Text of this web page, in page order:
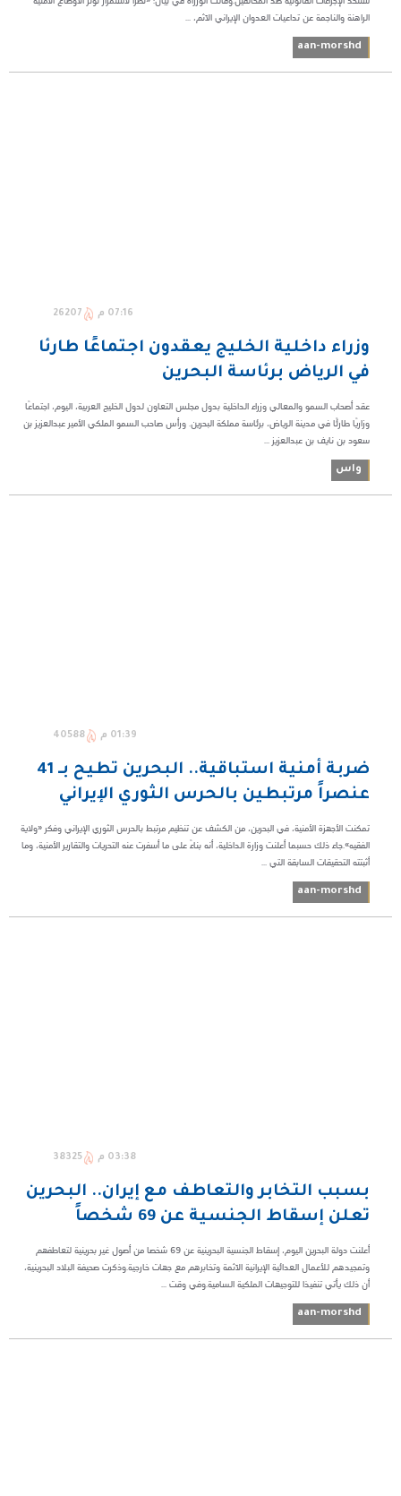
الراهنة والناجمة عن تداعيات العدوان الإيراني الآثم، ...
aan-morshd
07:16 م 26207
وزراء داخلية الخليج يعقدون اجتماعًا طارئًا
في الرياض برئاسة البحرين
عقد أصحاب السمو والمعالي وزراء الداخلية بدول مجلس التعاون لدول الخليج العربية، اليوم، اجتماعًا
وزاريًا طارئًا في مدينة الرياض، برئاسة مملكة البحرين. ورأس صاحب السمو الملكي الأمير عبدالعزيز بن
سعود بن نايف بن عبدالعزيز ...
واس
01:39 م 40588
ضربة أمنية استباقية.. البحرين تطيح بـ 41
عنصراً مرتبطين بالحرس الثوري الإيراني
تمكنت الأجهزة الأمنية، في البحرين، من الكشف عن تنظيم مرتبط بالحرس الثوري الإيراني وفكر «ولاية
الفقيه».جاء ذلك حسبما أعلنت وزارة الداخلية، أنه بناءً على ما أسفرت عنه التحريات والتقارير الأمنية، وما
أثبتته التحقيقات السابقة التي ...
aan-morshd
03:38 م 38325
بسبب التخابر والتعاطف مع إيران.. البحرين
تعلن إسقاط الجنسية عن 69 شخصاً
أعلنت دولة البحرين اليوم، إسقاط الجنسية البحرينية عن 69 شخصا من أصول غير بحرينية لتعاطفهم
وتمجيدهم للأعمال العدائية الإيرانية الآثمة وتخابرهم مع جهات خارجية.وذكرت صحيفة البلاد البحرينية،
أن ذلك يأتي تنفيذا للتوجيهات الملكية السامية.وفي وقت ...
aan-morshd